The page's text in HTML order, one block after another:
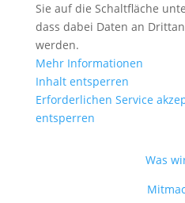
Sie auf die Schaltfläche
dass dabei Daten an
werden.
Mehr Informationen
Inhalt entsperren
Erforderlichen Service
entsperren
Was